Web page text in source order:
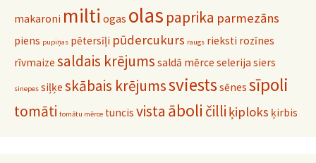
makaroni milti ogas olas paprika parmezāns
piens pupiņas pētersīļi pūdercukurs raugs rieksti rozīnes
rīvmaize saldais krējums saldā mērce selerija siers
sinepes siļķe skābais krējumssviestssēnes sīpoli
tomāti tomātu mērce tuncis vista āboli čilli ķiploks ķirbis